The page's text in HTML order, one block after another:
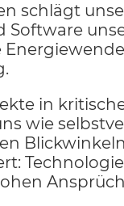
schlägt
Software
in
wie